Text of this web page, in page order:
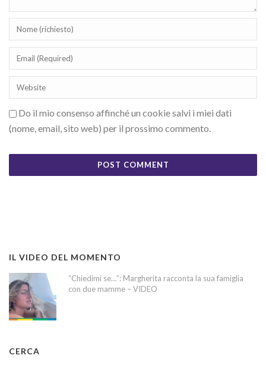
Do il mio consenso affinché un cookie salvi i miei dati
(nome, email, sito web) per il prossimo commento.
IL VIDEO DEL MOMENTO
“Chiedimi se…”: Margherita racconta la sua famiglia
con due mamme – VIDEO
CERCA